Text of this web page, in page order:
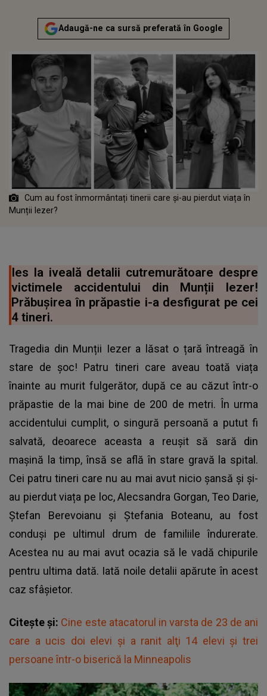
Adaugă-ne ca sursă preferată în Google
Cum au fost înmormântați tinerii care și-au pierdut viața în
Munții Iezer?
Ies la iveală detalii cutremurătoare despre
victimele accidentului din Munții Iezer!
Prăbușirea în prăpastie i-a desfigurat pe cei
4 tineri.
Tragedia din Munții Iezer a lăsat o țară întreagă în
stare de șoc! Patru tineri care aveau toată viața
înainte au murit fulgerător, după ce au căzut într-o
prăpastie de la mai bine de 200 de metri. În urma
accidentului cumplit, o singură persoană a putut fi
salvată, deoarece aceasta a reușit să sară din
mașină la timp, însă se află în stare gravă la spital.
Cei patru tineri care nu au mai avut nicio șansă și și-
au pierdut viața pe loc, Alecsandra Gorgan, Teo Darie,
Ștefan Berevoianu și Ștefania Boteanu, au fost
conduși pe ultimul drum de familiile îndurerate.
Acestea nu au mai avut ocazia să le vadă chipurile
pentru ultima dată. Iată noile detalii apărute în acest
caz sfâșietor.
Citește și: Cine este atacatorul in varsta de 23 de ani
care a ucis doi elevi şi a ranit alţi 14 elevi şi trei
persoane într-o biserică la Minneapolis